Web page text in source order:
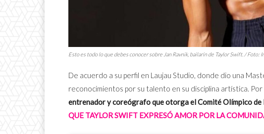
Esto es todo lo que debes conocer sobre Jan Ravnik, bailarín de Taylor Swift. / Foto:
De acuerdo a su perfil en Laujau Studio, donde dio una
reconocimientos por su talento en su disciplina artística. Por
entrenador y coreógrafo que otorga el Comité Olímpico de
QUE TAYLOR SWIFT EXPRESÓ AMOR POR LA